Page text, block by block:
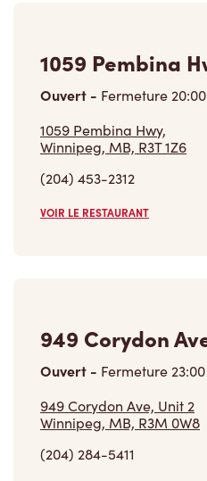
Ouvert -Fermeture20:00
1059 Pembina Hwy,
Winnipeg, MB, R3T 1Z6
(204) 453-2312
VOIR LE RESTAURANT
Ouvert-Fermeture 23:00
949 Corydon Ave, Unit 2
Winnipeg, MB, R3M 0W8
(204) 284-5411
VOIR LE RESTAURANT